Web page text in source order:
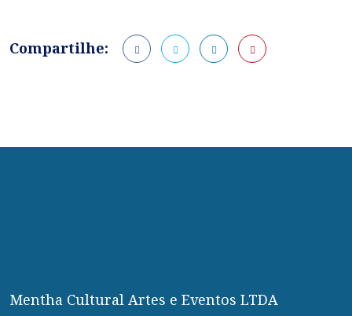
Compartilhe:
Mentha Cultural Artes e Eventos LTDA